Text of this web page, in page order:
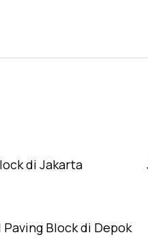
di Jakarta
Paving Block di Depok